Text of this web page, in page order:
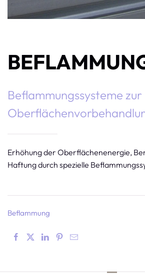
Beflammungssysteme zur
Erhöhung der Oberflächenenergie,
Haftung durch spezielle
Beflammung